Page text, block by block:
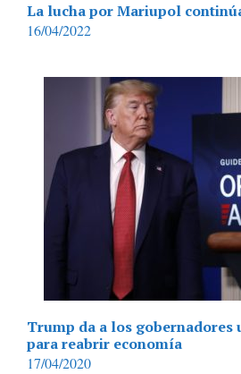
La lucha por Mariupol
16/04/2022
Trump da a los gobernadores
para reabrir economía
17/04/2020